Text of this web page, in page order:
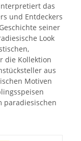
das
und Entdeckers
seiner
Look
die Kollektion
aus
Motiven
paradiesischen